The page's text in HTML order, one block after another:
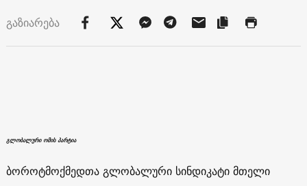
გაზიარება
გლობალური ომის პარტია
ბოროტმოქმედთა გლობალური სინდიკატი მთელი